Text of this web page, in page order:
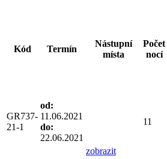
Kód Termín
Nástupní
místa
Počet
nocí
GR737-
21-1
od:
11.06.2021
do:
22.06.2021
11
zobrazit